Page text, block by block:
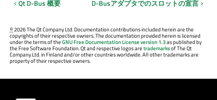
Qt D-Bus概要 D-Busアダプタでのスロットの宣言
©2026 The Qt Company Ltd. Documentation contributions included herein are the
copyrights of their respective owners. The documentation provided herein is licensed
under the terms of theGNU Free Documentation License version 1.3as published by
the Free Software Foundation. Qt and respective logos aretrademarksof The Qt
Company Ltd. in Finland and/or other countries worldwide. All other trademarks are
property of their respective owners.